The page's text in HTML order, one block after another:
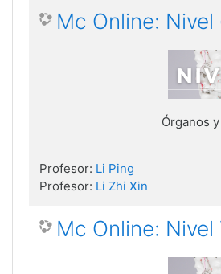
Mc Online: Nivel
Órganos
Profesor: Li Ping
Profesor: Li Zhi Xin
Mc Online: Nivel